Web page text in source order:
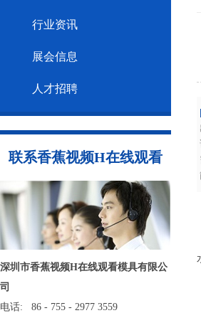
行业资讯
展会信息
人才招聘
联系香蕉视频H在线观看
深圳市香蕉视频H在线观看模具有限公
司
电话: 86 - 755 - 2977 3559